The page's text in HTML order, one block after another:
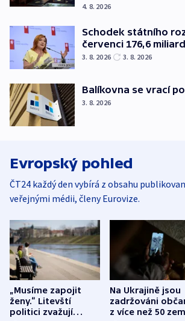
4. 8. 2026
Schodek státního
červenci 176,6
3. 8. 2026 3. 8. 2026
Balíkovna se vrací
3. 8. 2026
Evropský pohled
ČT24 každý den vybírá z obsahu
veřejnými médii, členy Eurovize.
„Musíme zapojit
ženy.“ Litevští
politici zvažují
Na Ukrajině jsou
zadržováni
z více než 50